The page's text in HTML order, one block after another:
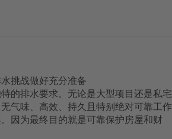
挑战做好充分准备
的排水要求。无论是大型项目还是私宅
气味、高效、持久且特别绝对可靠工作
因为最终目的就是可靠保护房屋和财